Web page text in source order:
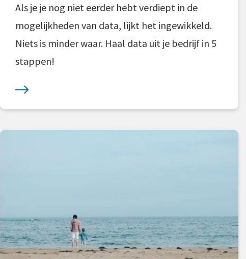
Als je je nog niet eerder hebt verdiept in de
mogelijkheden van data, lijkt het ingewikkeld.
Niets is minder waar. Haal data uit je bedrijf in 5
stappen!